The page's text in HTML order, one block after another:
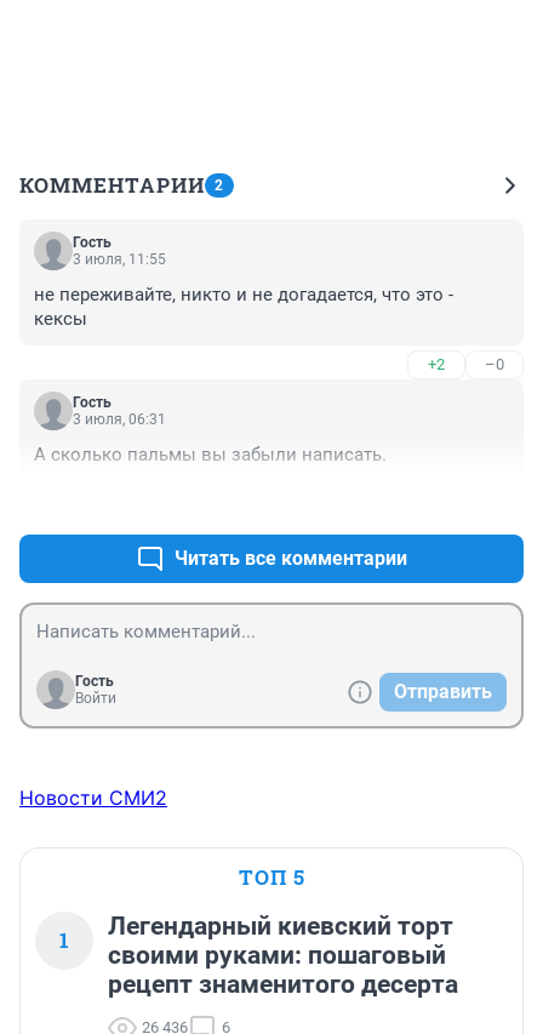
КОММЕНТАРИИ 2
Гость
3 июля, 11:55
не переживайте, никто и не догадается, что это -
кексы
+2 –0
Гость
3 июля, 06:31
А сколько пальмы вы забыли написать.
Читать все комментарии
Гость
Войти
Отправить
Новости СМИ2
ТОП 5
1
Легендарный киевский торт
своими руками: пошаговый
рецепт знаменитого десерта
26 436 6